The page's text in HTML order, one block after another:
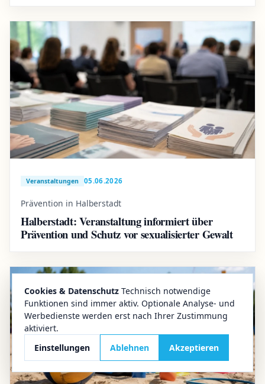
Cookies & Datenschutz Technisch notwendige
Funktionen sind immer aktiv. Optionale Analyse- und
Werbedienste werden erst nach Ihrer Zustimmung
aktiviert.
Einstellungen
Ablehnen Akzeptieren
Veranstaltungen 05.06.2026
Prävention in Halberstadt
Halberstadt: Veranstaltung informiert über
Prävention und Schutz vor sexualisierter Gewalt